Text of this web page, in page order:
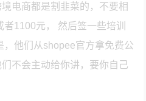
电商都是割韭菜的，不要相
1100元， 然后签一些培训
，他们从shopee官方拿免费公
不会主动给你讲，要你自己